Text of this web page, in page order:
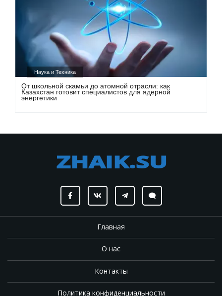
Наука и Техника
От школьной скамьи до атомной отрасли: как
Казахстан готовит специалистов для ядерной
энергетики
Главная
О нас
Контакты
Политика конфиденциальности